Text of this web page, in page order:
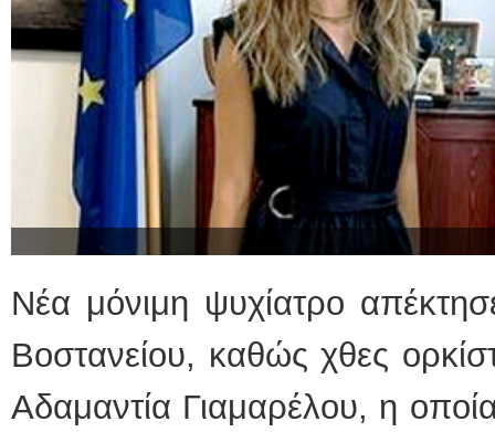
Νέα μόνιμη ψυχίατρο
Βοστανείου, καθώς χθες
Αδαμαντία Γιαμαρέλου, η